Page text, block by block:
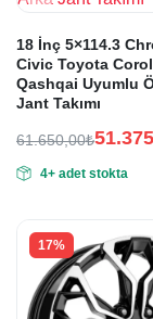
18 İnç 5×114.3
Civic Toyota
Qashqai Uyumlu
Jant Takımı
61.650,00₺
fiyat:
andaki
51.375,00₺.
4+ adet stokta
17%